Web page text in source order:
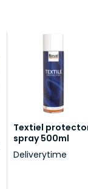
Textiel
spray 500ml
Deliverytime